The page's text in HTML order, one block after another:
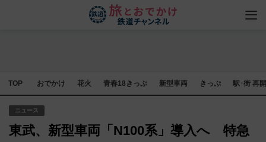
TOP おでかけ 花火 青春18きっぷ 新型車両 きっぷ 駅･街 再
ニュース
東武、新型車両「N100系」導入へ 特急